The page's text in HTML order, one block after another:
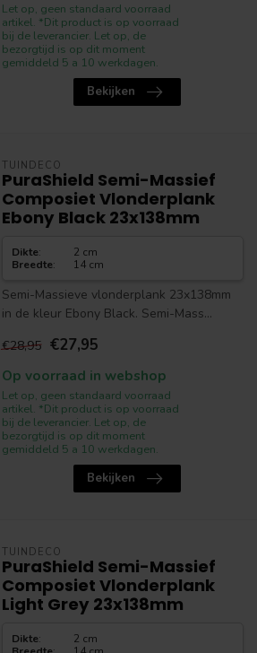
Let op, geen standaard voorraad
artikel. *Dit product is op voorraad
bij de leverancier. Let op, de
bezorgtijd is op dit moment
gemiddeld 5 a 10 werkdagen.
Bekijken
TUINDECO
PuraShield Semi-Massief
Composiet Vlonderplank
Ebony Black 23x138mm
Dikte:
2 cm
Breedte: 14 cm
Semi-Massieve vlonderplank 23x138mm
in de kleur Ebony Black. Semi-Mass...
€28,95 €27,95
Op voorraad in webshop
Let op, geen standaard voorraad
artikel. *Dit product is op voorraad
bij de leverancier. Let op, de
bezorgtijd is op dit moment
gemiddeld 5 a 10 werkdagen.
Bekijken
TUINDECO
PuraShield Semi-Massief
Composiet Vlonderplank
Light Grey 23x138mm
Dikte:
2 cm